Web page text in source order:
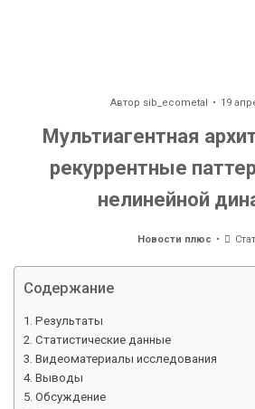
Автор sib_ecometal 19
Мультиагентная
рекуррентные
нелинейной
Новости плюс
Содержание
Результаты
Статистические данные
Видеоматериалы исследования
Выводы
Обсуждение